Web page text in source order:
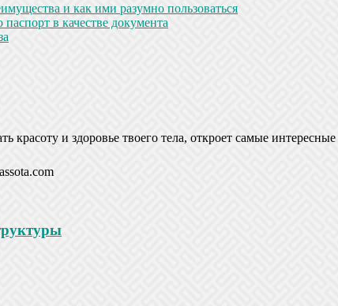
и как ими разумно пользоваться
в качестве документа
и здоровье твоего тела, откроет самые